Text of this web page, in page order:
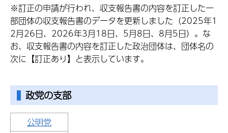
※訂正の申請が行われ、収支報告書の内容を訂正した一
部団体の収支報告書のデータを更新しました（2025年1
2月26日、2026年3月18日、5月8日、8月5日）。な
お、収支報告書の内容を訂正した政治団体は、団体名の
次に【訂正あり】と表示しています。
政党の支部
公明党